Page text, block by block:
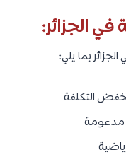
في الجزائر:
بما يلي:
التكلفة